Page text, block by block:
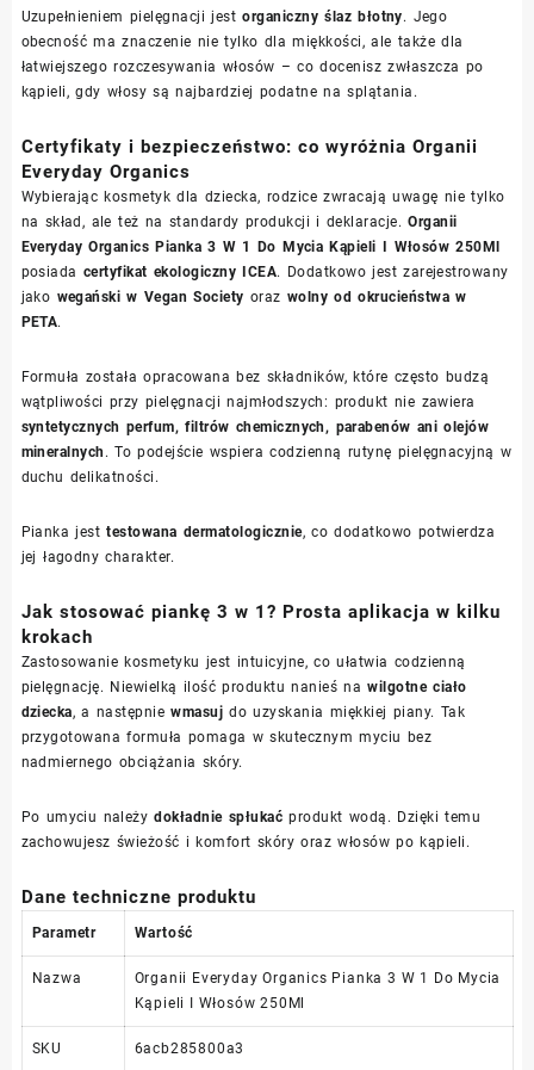
Uzupełnieniem pielęgnacji jestorganiczny ślaz błotny. Jego
obecność ma znaczenie nie tylko dla miękkości, ale także dla
łatwiejszego rozczesywania włosów – co docenisz zwłaszcza po
kąpieli, gdy włosy są najbardziej podatne na splątania.
Certyfikaty i bezpieczeństwo: co wyróżnia Organii
Everyday Organics
Wybierając kosmetyk dla dziecka, rodzice zwracają uwagę nie tylko
na skład, ale też na standardy produkcji i deklaracje.Organii
Everyday Organics Pianka 3 W 1 Do Mycia Kąpieli I Włosów 250Ml
posiada certyfikat ekologiczny ICEA. Dodatkowo jest zarejestrowany
jako wegański w Vegan Society oraz wolny od okrucieństwa w
PETA.
Formuła została opracowana bez składników, które często budzą
wątpliwości przy pielęgnacji najmłodszych: produkt nie zawiera
syntetycznych perfum, filtrów chemicznych, parabenów ani olejów
mineralnych . To podejście wspiera codzienną rutynę pielęgnacyjną w
duchu delikatności.
Pianka jesttestowana dermatologicznie, co dodatkowo potwierdza
jej łagodny charakter.
Jak stosować piankę 3 w 1? Prosta aplikacja w kilku
krokach
Zastosowanie kosmetyku jest intuicyjne, co ułatwia codzienną
pielęgnację. Niewielką ilość produktu nanieś nawilgotne ciało
dziecka, a następniewmasuj do uzyskania miękkiej piany. Tak
przygotowana formuła pomaga w skutecznym myciu bez
nadmiernego obciążania skóry.
Po umyciu należydokładnie spłukać produkt wodą. Dzięki temu
zachowujesz świeżość i komfort skóry oraz włosów po kąpieli.
Dane techniczne produktu
Parametr Wartość
Nazwa
Organii Everyday Organics Pianka 3 W 1 Do Mycia
Kąpieli I Włosów 250Ml
SKU 6acb285800a3